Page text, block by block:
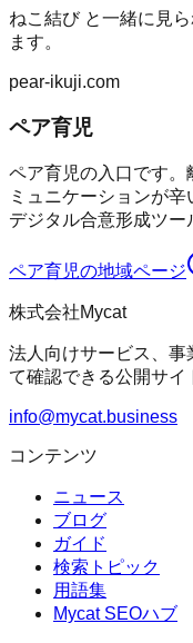
ねこ結びと一緒に見ら
ます。
pear-ikuji.com
ペア育児
ペア育児の入口です。
ミュニケーションが
デジタル合意形成ツ
ペア育児の地域ページ
株式会社Mycat
法人向けサービス、事
て確認できる公開サイ
info@mycat.business
コンテンツ
ニュース
ブログ
ガイド
検索トピック
用語集
Mycat SEOハブ